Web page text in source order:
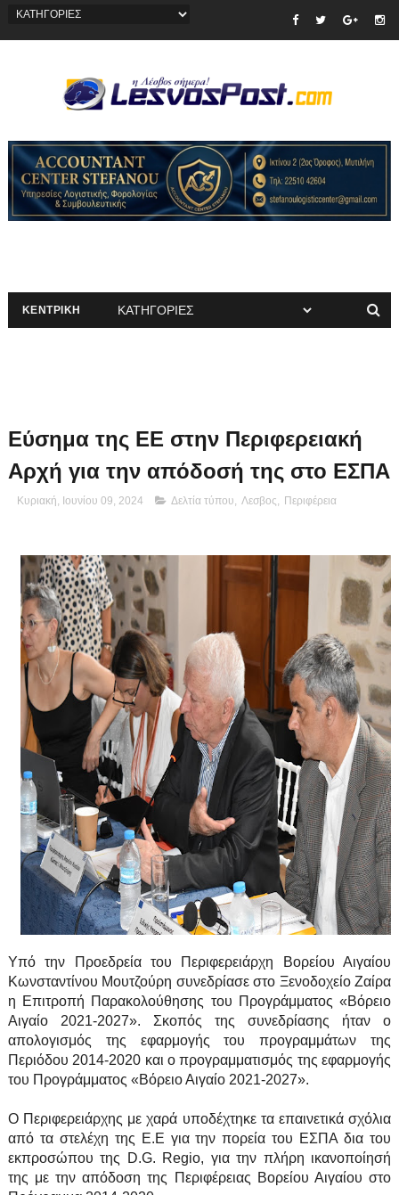
ΚΕΝΤΡΙΚΗ
Εύσημα της ΕΕ στην Περιφερειακή
Αρχή για την απόδοσή της στο ΕΣΠΑ
Κυριακή, Ιουνίου 09, 2024 Δελτία τύπου Λεσβος Περιφέρεια
Υπό την Προεδρεία του Περιφερειάρχη Βορείου Αιγαίου
Κωνσταντίνου Μουτζούρη συνεδρίασε στο Ξενοδοχείο Ζαίρα
η Επιτροπή Παρακολούθησης του Προγράμματος «Βόρειο
Αιγαίο 2021-2027». Σκοπός της συνεδρίασης ήταν ο
απολογισμός της εφαρμογής του προγραμμάτων της
Περιόδου 2014-2020 και ο προγραμματισμός της εφαρμογής
του Προγράμματος «Βόρειο Αιγαίο 2021-2027».
Ο Περιφερειάρχης με χαρά υποδέχτηκε τα επαινετικά σχόλια
από τα στελέχη της Ε.Ε για την πορεία του ΕΣΠΑ δια του
εκπροσώπου της D.G. Regio, για την πλήρη ικανοποίησή
της με την απόδοση της Περιφέρειας Βορείου Αιγαίου στο